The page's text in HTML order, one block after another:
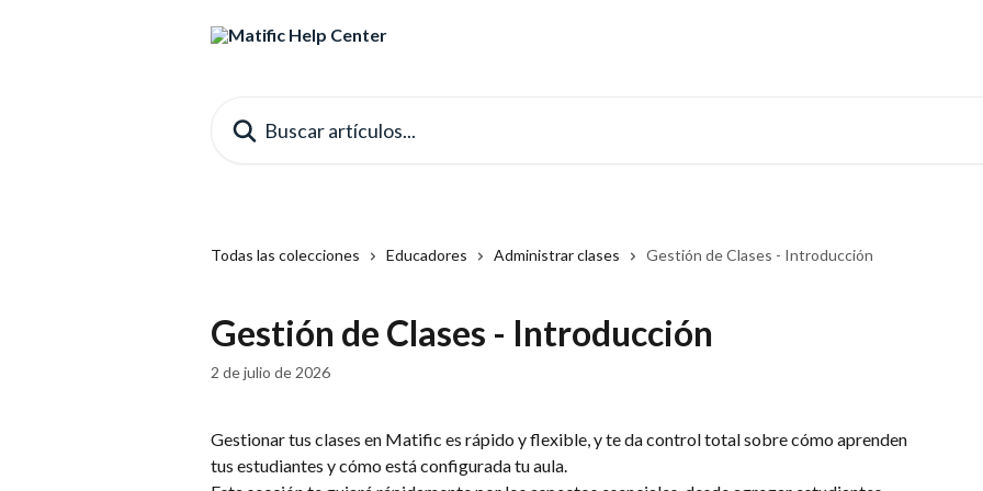
Todas las colecciones Educadores Administrar clases Gestión de Clases - Introducción
Gestión de Clases - Introducción
2 de julio de 2026
Gestionar tus clases en Matific es rápido y flexible, y te da control total sobre cómo aprenden
tus estudiantes y cómo está configurada tu aula.